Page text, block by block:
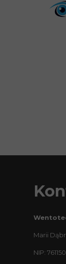
Marii
NIP: